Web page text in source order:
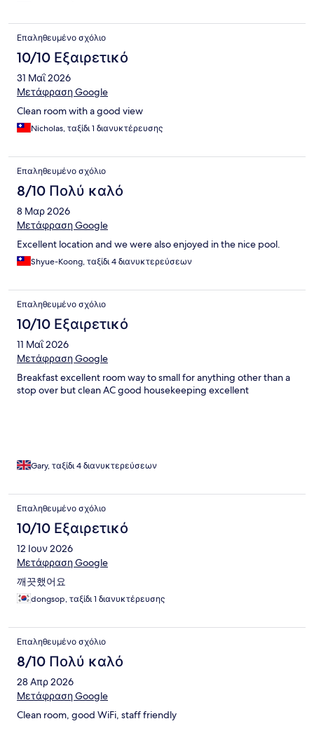
Επαληθευμένο σχόλιο
10/10 Εξαιρετικό
31 Μαΐ 2026
Μετάφραση Google
Clean room with a good view
Nicholas, ταξίδι 1 διανυκτέρευσης
Επαληθευμένο σχόλιο
8/10 Πολύ καλό
8 Μαρ 2026
Μετάφραση Google
Excellent location and we were also enjoyed in the nice pool.
Shyue-Koong, ταξίδι 4 διανυκτερεύσεων
Επαληθευμένο σχόλιο
10/10 Εξαιρετικό
11 Μαΐ 2026
Μετάφραση Google
Breakfast excellent room way to small for anything other than a
stop over but clean AC good housekeeping excellent
Gary, ταξίδι 4 διανυκτερεύσεων
Επαληθευμένο σχόλιο
10/10 Εξαιρετικό
12 Ιουν 2026
Μετάφραση Google
깨끗했어요
dongsop, ταξίδι 1 διανυκτέρευσης
Επαληθευμένο σχόλιο
8/10 Πολύ καλό
28 Απρ 2026
Μετάφραση Google
Clean room, good WiFi, staff friendly